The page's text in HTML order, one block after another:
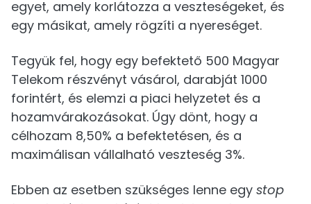
egyet, amely korlátozza a veszteségeket, és
egy másikat, amely rögzíti a nyereséget.
Tegyük fel, hogy egy befektető 500 Magyar
Telekom részvényt vásárol, darabját 1000
forintért, és elemzi a piaci helyzetet és a
hozamvárakozásokat. Úgy dönt, hogy a
célhozam 8,50% a befektetésen, és a
maximálisan vállalható veszteség 3%.
Ebben az esetben szükséges lenne egy stop